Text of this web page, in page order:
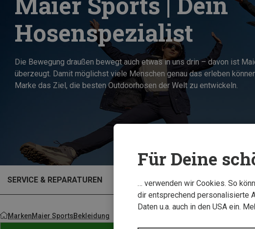
Hosenspezialist
Die Bewegung draußen bewegt auch etwas in uns drin – davon ist
überzeugt. Damit möglichst viele Menschen genau das erleben
Marke das Ziel, die besten Outdoorhosen der Welt zu entwickeln.
SERVICE & REPARATUREN OUTLET
MarkenMaier SportsBekleidung
Für Deine
… verwenden wir Cookies. So
dir entsprechend personalisierte
Daten u.a. auch in den USA ein.